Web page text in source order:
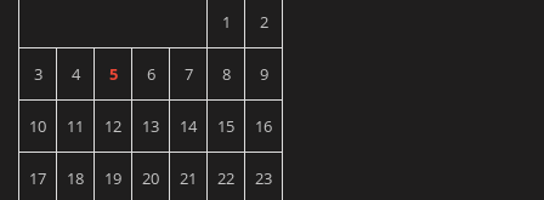
1 2
3 4 5 6 7 8 9
10 11 12 13 14 15 16
17 18 19 20 21 22 23